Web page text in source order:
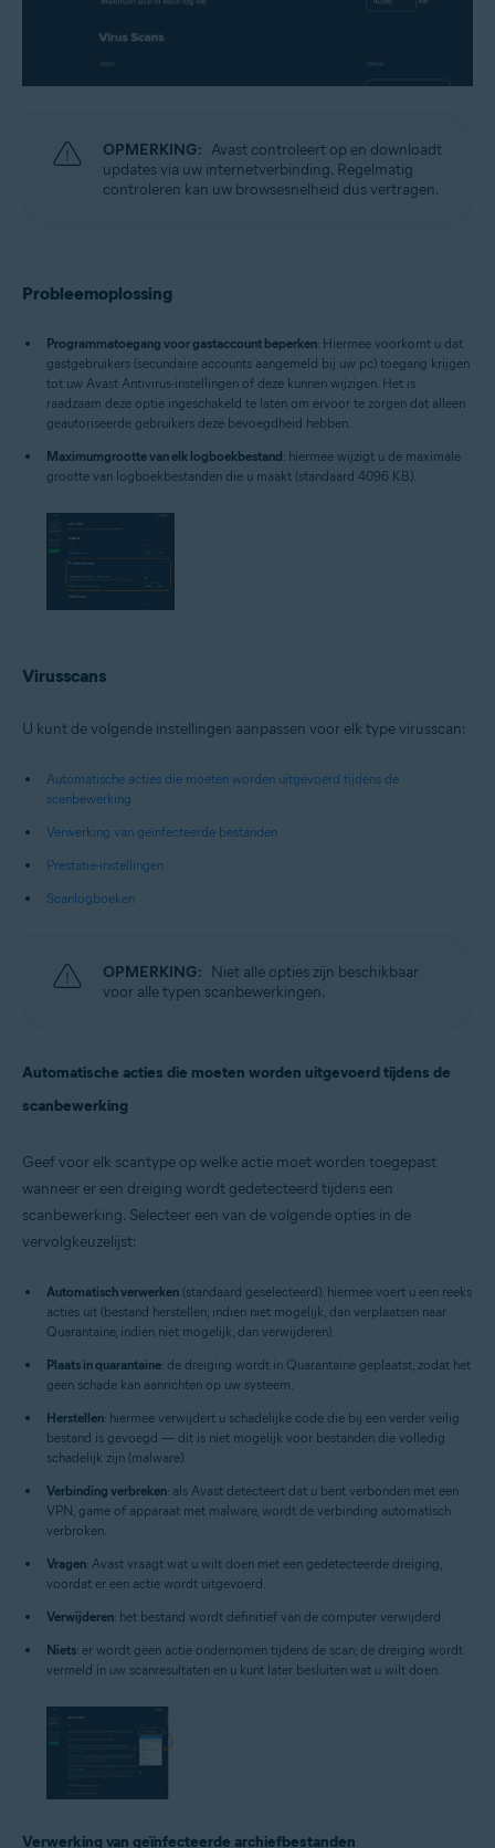
OPMERKING: Avast controleert op en downloadt
updates via uw internetverbinding. Regelmatig
controleren kan uw browsesnelheid dus vertragen.
Probleemoplossing
Programmatoegang voor gastaccount beperken: Hiermee voorkomt u dat
gastgebruikers (secundaire accounts aangemeld bij uw pc) toegang krijgen
tot uw Avast Antivirus-instellingen of deze kunnen wijzigen. Het is
raadzaam deze optie ingeschakeld te laten om ervoor te zorgen dat alleen
geautoriseerde gebruikers deze bevoegdheid hebben.
Maximumgrootte van elk logboekbestand: hiermee wijzigt u de maximale
grootte van logboekbestanden die u maakt (standaard 4096 KB).
Virusscans
U kunt de volgende instellingen aanpassen voor elk type virusscan:
Automatische acties die moeten worden uitgevoerd tijdens de
scanbewerking
Verwerking van geïnfecteerde bestanden
Prestatie-instellingen
Scanlogboeken
OPMERKING: Niet alle opties zijn beschikbaar
voor alle typen scanbewerkingen.
Automatische acties die moeten worden uitgevoerd tijdens de
scanbewerking
Geef voor elk scantype op welke actie moet worden toegepast
wanneer er een dreiging wordt gedetecteerd tijdens een
scanbewerking. Selecteer een van de volgende opties in de
vervolgkeuzelijst:
Automatisch verwerken (standaard geselecteerd): hiermee voert u een reeks
acties uit (bestand herstellen; indien niet mogelijk, dan verplaatsen naar
Quarantaine, indien niet mogelijk, dan verwijderen).
Plaats in quarantaine: de dreiging wordt in Quarantaine geplaatst, zodat het
geen schade kan aanrichten op uw systeem.
Herstellen: hiermee verwijdert u schadelijke code die bij een verder veilig
bestand is gevoegd — dit is niet mogelijk voor bestanden die volledig
schadelijk zijn (malware).
Verbinding verbreken: als Avast detecteert dat u bent verbonden met een
VPN, game of apparaat met malware, wordt de verbinding automatisch
verbroken.
Vragen: Avast vraagt wat u wilt doen met een gedetecteerde dreiging,
voordat er een actie wordt uitgevoerd.
Verwijderen: het bestand wordt definitief van de computer verwijderd.
Niets: er wordt geen actie ondernomen tijdens de scan; de dreiging wordt
vermeld in uw scanresultaten en u kunt later besluiten wat u wilt doen.
Verwerking van geïnfecteerde archiefbestanden